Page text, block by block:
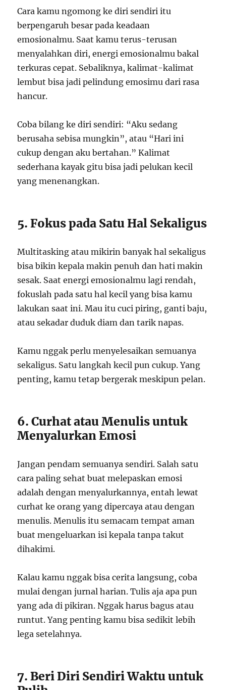
Cara kamu ngomong ke diri sendiri itu
berpengaruh besar pada keadaan
emosionalmu. Saat kamu terus-terusan
menyalahkan diri, energi emosionalmu bakal
terkuras cepat. Sebaliknya, kalimat-kalimat
lembut bisa jadi pelindung emosimu dari rasa
hancur.
Coba bilang ke diri sendiri: “Aku sedang
berusaha sebisa mungkin”, atau “Hari ini
cukup dengan aku bertahan.” Kalimat
sederhana kayak gitu bisa jadi pelukan kecil
yang menenangkan.
5. Fokus pada Satu Hal Sekaligus
Multitasking atau mikirin banyak hal sekaligus
bisa bikin kepala makin penuh dan hati makin
sesak. Saat energi emosionalmu lagi rendah,
fokuslah pada satu hal kecil yang bisa kamu
lakukan saat ini. Mau itu cuci piring, ganti baju,
atau sekadar duduk diam dan tarik napas.
Kamu nggak perlu menyelesaikan semuanya
sekaligus. Satu langkah kecil pun cukup. Yang
penting, kamu tetap bergerak meskipun pelan.
6. Curhat atau Menulis untuk
Menyalurkan Emosi
Jangan pendam semuanya sendiri. Salah satu
cara paling sehat buat melepaskan emosi
adalah dengan menyalurkannya, entah lewat
curhat ke orang yang dipercaya atau dengan
menulis. Menulis itu semacam tempat aman
buat mengeluarkan isi kepala tanpa takut
dihakimi.
Kalau kamu nggak bisa cerita langsung, coba
mulai dengan jurnal harian. Tulis aja apa pun
yang ada di pikiran. Nggak harus bagus atau
runtut. Yang penting kamu bisa sedikit lebih
lega setelahnya.
7. Beri Diri Sendiri Waktu untuk